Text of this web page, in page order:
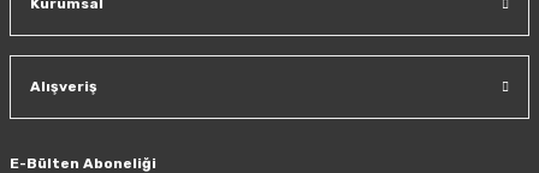
Kurumsal
Alışveriş
E-Bülten Aboneliği